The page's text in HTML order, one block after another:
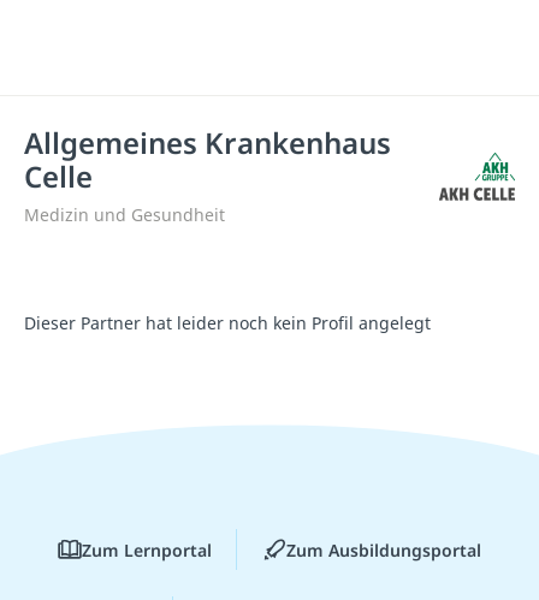
Allgemeines Krankenhaus
Celle
Medizin und Gesundheit
Dieser Partner hat leider noch kein Profil angelegt
Zum Lernportal Zum Ausbildungsportal